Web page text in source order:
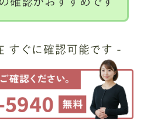
すぐに確認可能です -